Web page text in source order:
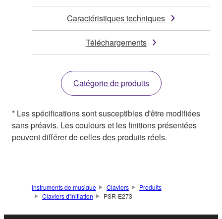
Caractéristiques techniques
Téléchargements
Catégorie de produits
* Les spécifications sont susceptibles d'être modifiées
sans préavis. Les couleurs et les finitions présentées
peuvent différer de celles des produits réels.
Instruments de musique Claviers
Produits
Claviers d'initiation
PSR-E273